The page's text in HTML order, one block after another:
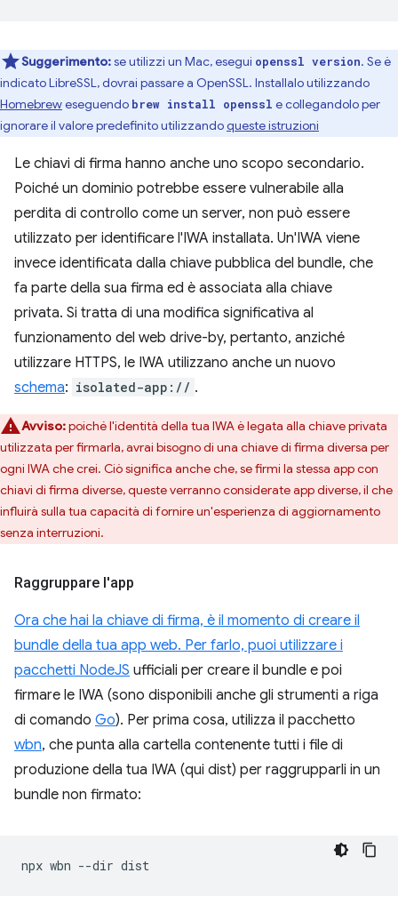
Suggerimento:se utilizzi un Mac, esegui openssl version. Se è
indicato LibreSSL, dovrai passare a OpenSSL. Installalo utilizzando
Homebreweseguendo brew install openssl e collegandolo per
ignorare il valore predefinito utilizzandoqueste istruzioni
Le chiavi di firma hanno anche uno scopo secondario.
Poiché un dominio potrebbe essere vulnerabile alla
perdita di controllo come un server, non può essere
utilizzato per identificare l'IWA installata. Un'IWA viene
invece identificata dalla chiave pubblica del bundle, che
fa parte della sua firma ed è associata alla chiave
privata. Si tratta di una modifica significativa al
funzionamento del web drive-by, pertanto, anziché
utilizzare HTTPS, le IWA utilizzano anche un nuovo
schema: isolated-app:// .
Avviso:poiché l'identità della tua IWA è legata alla chiave privata
utilizzata per firmarla, avrai bisogno di una chiave di firma diversa per
ogni IWA che crei. Ciò significa anche che, se firmi la stessa app con
chiavi di firma diverse, queste verranno considerate app diverse, il che
influirà sulla tua capacità di fornire un'esperienza di aggiornamento
senza interruzioni.
Raggruppare l'app
Ora che hai la chiave di firma, è il momento di creare il
bundle della tua app web. Per farlo, puoi utilizzare i
pacchetti NodeJS ufficiali per creare il bundle e poi
firmare le IWA (sono disponibili anche gli strumenti a riga
di comando Go). Per prima cosa, utilizza il pacchetto
wbn, che punta alla cartella contenente tutti i file di
produzione della tua IWA (qui dist) per raggrupparli in un
bundle non firmato:
npx wbn --dir